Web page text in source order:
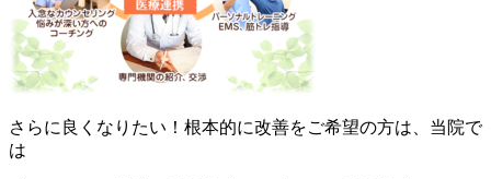
さらに良くなりたい！根本的に改善をご希望の方は、当院で
は